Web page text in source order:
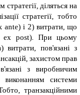
стратегії, ділятьсяна
стратегії, тобто
ante) і 2) витрати, що
ex post). При цьому
витрати, пов'язані з
захистом прав
з виробничим
системи
транзакційними